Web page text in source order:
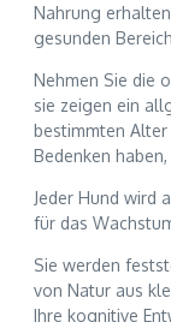
Nahrung
gesunden
Nehmen Sie die
sie zeigen ein
bestimmten
Bedenken
Jeder Hund wird
für das
Sie werden
von Natur aus
Ihre kognitive